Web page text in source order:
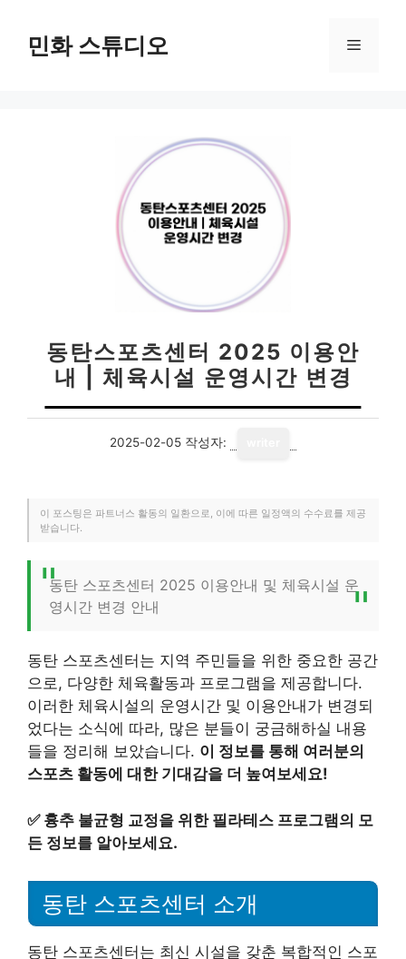
민화 스튜디오 메
동탄스포츠센터 2025 이용안
내 | 체육시설 운영시간 변경
2025-02-05 작성자:
이 포스팅은 파트너스 활동의 일환으로, 이에 따른 일정액의 수수료를 제공
받습니다.
동탄 스포츠센터 2025 이용안내 및 체육시설 운
영시간 변경 안내
동탄 스포츠센터는 지역 주민들을 위한 중요한 공간
으로, 다양한 체육활동과 프로그램을 제공합니다.
이러한 체육시설의 운영시간 및 이용안내가 변경되
었다는 소식에 따라, 많은 분들이 궁금해하실 내용
들을 정리해 보았습니다. 이 정보를 통해 여러분의
스포츠 활동에 대한 기대감을 더 높여보세요!
✅ 흉추 불균형 교정을 위한 필라테스 프로그램의 모
든 정보를 알아보세요.
동탄 스포츠센터 소개
동탄 스포츠센터는 최신 시설을 갖춘 복합적인 스포